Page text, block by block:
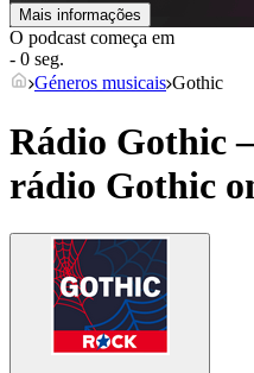
Mais informações
O podcast começa em
- 0 seg.
Géneros musicais Gothic
Rádio Gothic
rádio Gothic